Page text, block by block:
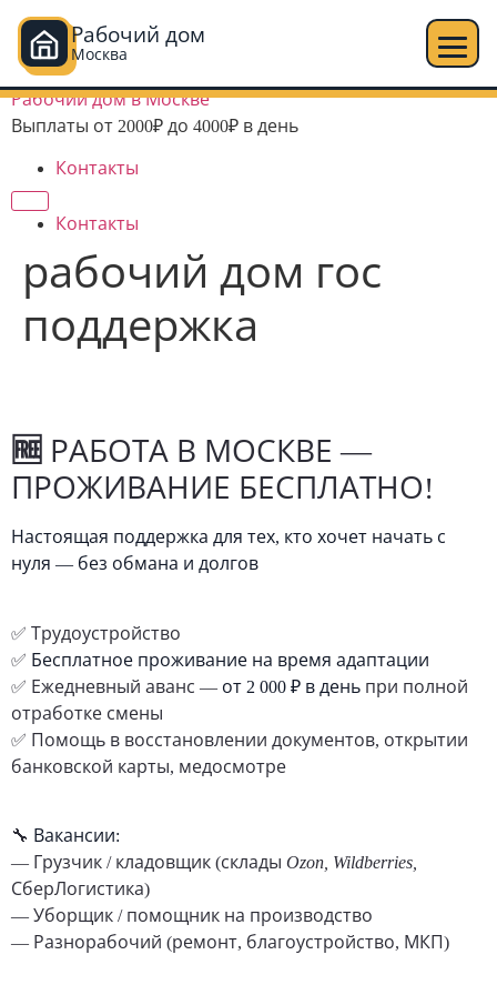
Рабочий дом
Москва
Перейти
Рабочий дом в Москве
Выплаты от 2000₽ до 4000₽ в день
Контакты
Контакты
рабочий дом гос
поддержка
🆓 РАБОТА В МОСКВЕ —
ПРОЖИВАНИЕ БЕСПЛАТНО!
Настоящая поддержка для тех, кто хочет начать с
нуля — без обмана и долгов
✅ Трудоустройство
✅ Бесплатное проживание на время адаптации
✅ Ежедневный аванс — от 2 000 ₽ в день при полной
отработке смены
✅ Помощь в восстановлении документов, открытии
банковской карты, медосмотре
🔧 Вакансии:
— Грузчик / кладовщик (склады Ozon, Wildberries,
СберЛогистика)
— Уборщик / помощник на производство
— Разнорабочий (ремонт, благоустройство, МКП)